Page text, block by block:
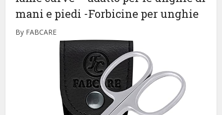
mani e piedi -Forbicine per unghie
By FABCARE